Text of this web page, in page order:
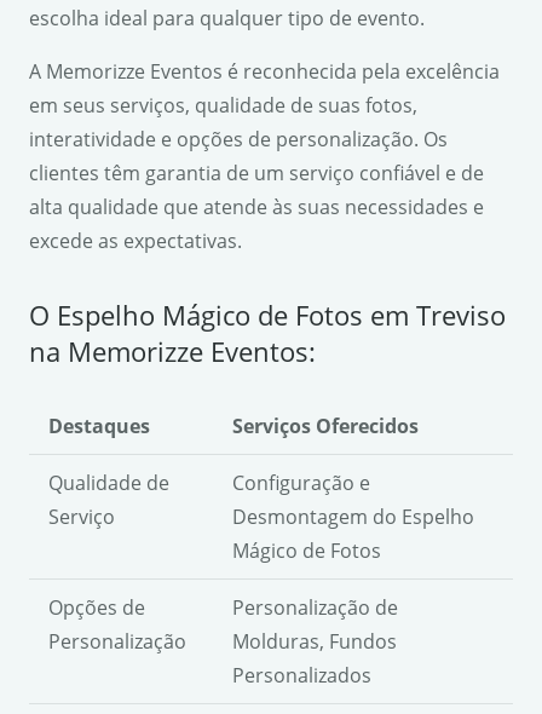
escolha ideal para qualquer tipo de evento.
A Memorizze Eventos é reconhecida pela excelência
em seus serviços, qualidade de suas fotos,
interatividade e opções de personalização. Os
clientes têm garantia de um serviço confiável e de
alta qualidade que atende às suas necessidades e
excede as expectativas.
O Espelho Mágico de Fotos em Treviso
na Memorizze Eventos:
Destaques Serviços Oferecidos
Qualidade de
Serviço
Configuração e
Desmontagem do Espelho
Mágico de Fotos
Opções de
Personalização
Personalização de
Molduras, Fundos
Personalizados